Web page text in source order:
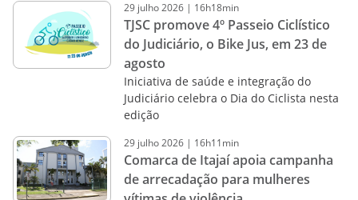
29 julho2026 | 16h18min
TJSC promove 4º Passeio Ciclístico
do Judiciário, o Bike Jus, em 23 de
agosto
Iniciativa de saúde e integração do
Judiciário celebra o Dia do Ciclista nesta
edição
29 julho2026 | 16h11min
Comarca de Itajaí apoia campanha
de arrecadação para mulheres